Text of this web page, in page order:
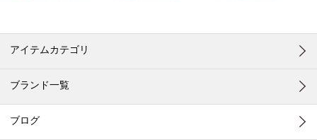
アイテムカテゴリ
ブランド一覧
ブログ